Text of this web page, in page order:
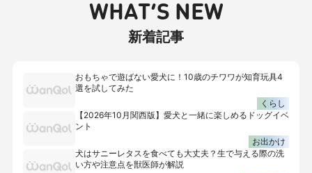
WHAT’S NEW
新着記事
おもちゃで遊ばない愛犬に！10歳のチワワが知育玩具4
選を試してみた
くらし
【2026年10月関西版】愛犬と一緒に楽しめるドッグイベ
ント
お出かけ
犬はサニーレタスを食べても大丈夫？生で与える際の洗
い方や注意点を獣医師が解説